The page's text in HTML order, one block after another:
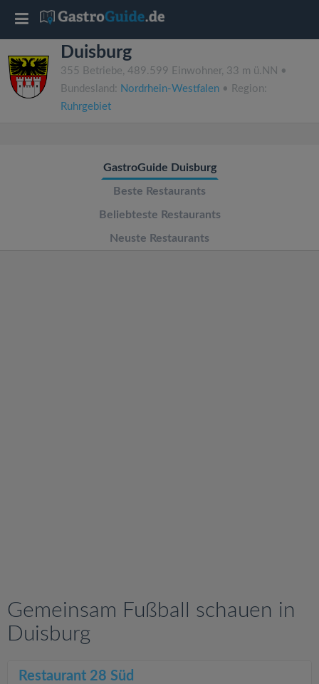
Duisburg
355 Betriebe, 489.599 Einwohner, 33 m ü.NN •
Bundesland: Nordrhein-Westfalen • Region:
Ruhrgebiet
GastroGuide Duisburg
Beste Restaurants
Beliebteste Restaurants
Neuste Restaurants
Gemeinsam Fußball schauen in
Duisburg
Restaurant 28 Süd
T
o